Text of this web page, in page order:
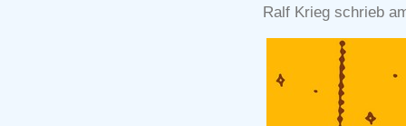
Ralf Krieg schrieb